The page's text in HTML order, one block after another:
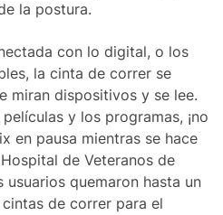
la postura.
con lo digital, o los
la cinta de correr se
miran dispositivos y se lee.
y los programas, ¡no
en pausa mientras se hace
de Veteranos de
quemaron hasta un
de correr para el